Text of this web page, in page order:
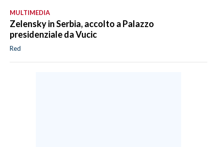
MULTIMEDIA
Zelensky in Serbia, accolto a Palazzo
presidenziale da Vucic
Red